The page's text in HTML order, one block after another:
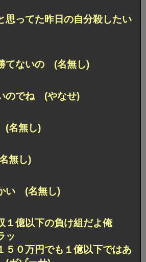
思ってた昨日の自分殺したい
てないの (名無し)
のでね (やなせ)
(名無し)
無し)
い (名無し)
１億以下の負け組だよ俺
ッ
５０万円でも１億以下ではあ